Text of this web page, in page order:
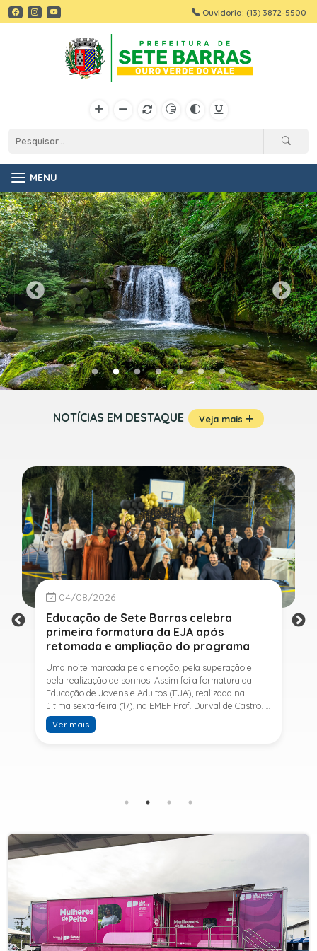
Ouvidoria: (13) 3872-5500
MENU
NOTÍCIAS EM DESTAQUE Veja mais
04/08/2026
Educação de Sete Barras celebra
primeira formatura da EJA após
retomada e ampliação do programa
Uma noite marcada pela emoção, pela superação e
pela realização de sonhos. Assim foi a formatura da
Educação de Jovens e Adultos (EJA), realizada na
última sexta-feira (17), na EMEF Prof. Durval de Castro. A
cerimônia celebrou a conclusão dos estudos de 53
alunos e entrou para a história ao marcar a primeira
SESI, ampliando o acesso à educação e oferecendo uma
retomar os estudos.A última turma da Educação de
Jovens e Adultos formada pelo município foi em 2016,
oferecida em Sete Barras e, a partir de agosto de 2025,
passou por uma importante ampliação. Em parceria
com o SESI, a Prefeitura passou a disponibilizar também
o Ensino Fundamental II (6º ao 9º ano) e o Ensino
Médio, ampliando significativamente as oportunidades
para que jovens e adultos concluam sua formação.A
Ver mais